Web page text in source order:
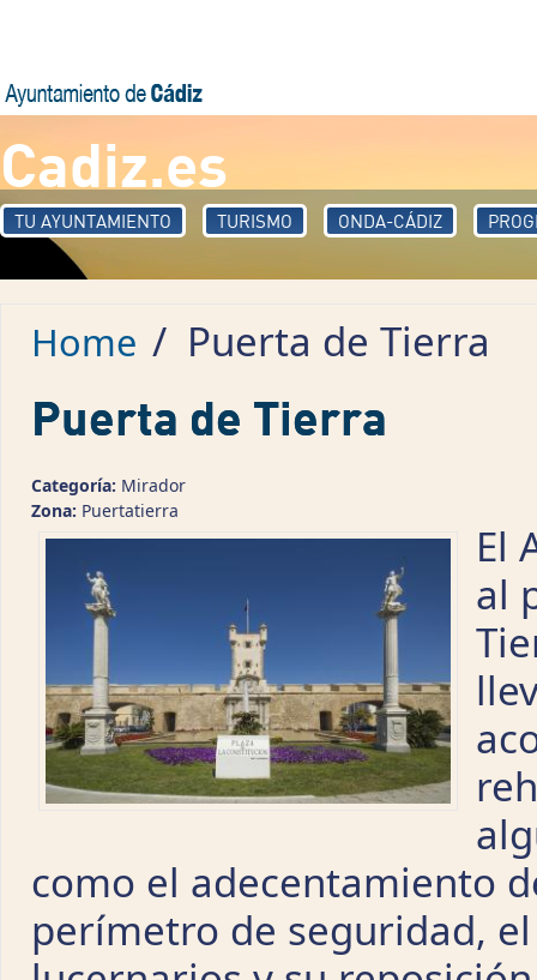
Cadiz.es
TU AYUNTAMIENTO TURISMO ONDA-CÁDIZ
Home / Puerta de Tierra
Puerta de Tierra
Categoría: Mirador
Zona: Puertatierra
El
al
como el adecentamiento
perímetro de seguridad,